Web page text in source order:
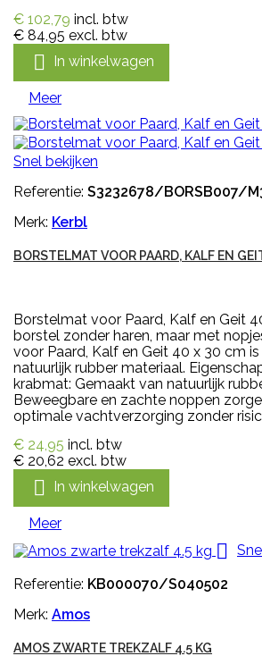
€ 102,79 incl. btw
€ 84,95 excl. btw
 In winkelwagen
Meer
Snel bekijken
Referentie: S3232678/BORSB007/
Merk: Kerbl
BORSTELMAT VOOR PAARD, KALF EN
Borstelmat voor Paard, Kalf en Geit
borstel zonder haren, maar met
voor Paard, Kalf en Geit 40 x 30 cm
natuurlijk rubber materiaal.
krabmat: Gemaakt van natuurlijk
Beweegbare en zachte noppen
optimale vachtverzorging zonder
€ 24,95 incl. btw
€ 20,62 excl. btw
 In winkelwagen
Meer

Referentie: KB000070/S040502
Merk: Amos
AMOS ZWARTE TREKZALF 4.5 KG